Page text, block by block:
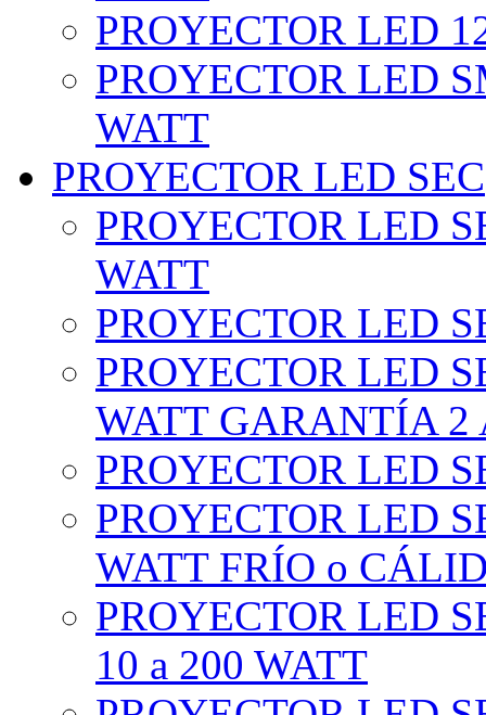
PROYECTOR LED
PROYECTOR LED
WATT
PROYECTOR LED SEC
PROYECTOR LED
WATT
PROYECTOR LED
PROYECTOR LED
WATT GARANTÍA 2
PROYECTOR LED
PROYECTOR LED
WATT FRÍO o
PROYECTOR LED
10 a 200 WATT